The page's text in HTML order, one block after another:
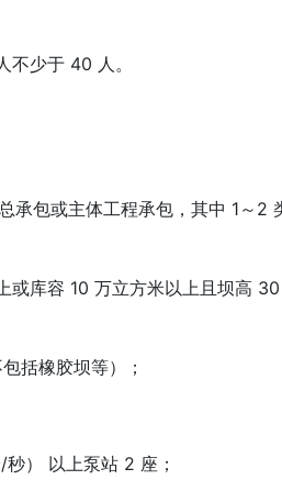
少于 40 人。
承包或主体工程承包，其中 1～2
库容 10 万立方米以上且坝高
括橡胶坝等）；
） 以上泵站 2 座；